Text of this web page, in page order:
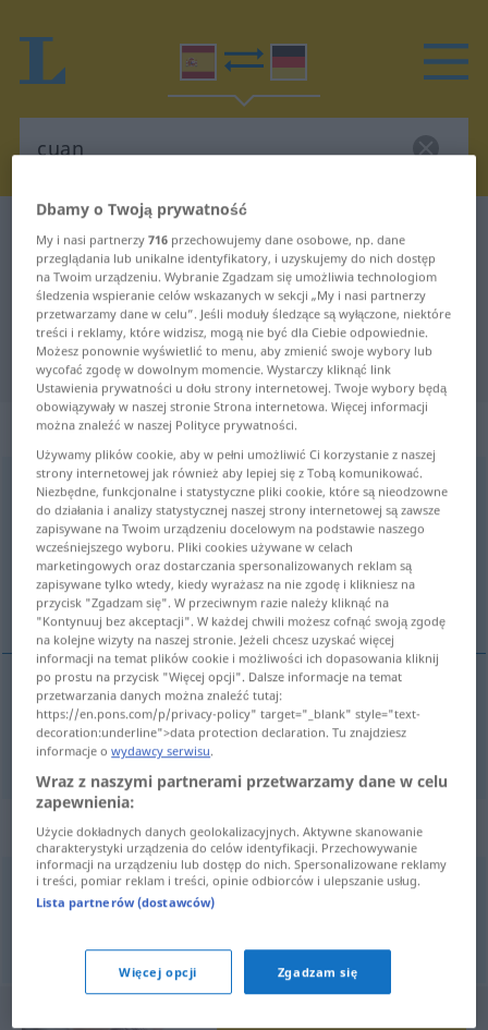
Słownik Hiszpański-Niemiecki cuan
Tłumaczenie Hiszpański-Niemiecki
dla "cuan"
"cuan" Tłumaczenie Niemiecki
„cuan“: adverbio
cuan [kŭan]adv
Przegląd wszystkich tłumaczeń
(Więcej szczegółów po kliknięciu/naciśnięciu tłumaczenia)
wie sehr
wie (sehr) cuan
Przykładowe zdania dla "cuan"
cayócuanlargoera
Dbamy o Twoją prywatność
My i nasi partnerzy716 przechowujemy dane osobowe, np. dane
przeglądania lub unikalne identyfikatory, i uzyskujemy do nich dostęp
na Twoim urządzeniu. Wybranie Zgadzam się umożliwia technologiom
śledzenia wspieranie celów wskazanych w sekcji „My i nasi partnerzy
przetwarzamy dane w celu”. Jeśli moduły śledzące są wyłączone, niektóre
treści i reklamy, które widzisz, mogą nie być dla Ciebie odpowiednie.
Możesz ponownie wyświetlić to menu, aby zmienić swoje wybory lub
wycofać zgodę w dowolnym momencie. Wystarczy kliknąć link
Ustawienia prywatności u dołu strony internetowej. Twoje wybory będą
obowiązywały w naszej stronie Strona internetowa. Więcej informacji
można znaleźć w naszej Polityce prywatności.
Używamy plików cookie, aby w pełni umożliwić Ci korzystanie z naszej
strony internetowej jak również aby lepiej się z Tobą komunikować.
Niezbędne, funkcjonalne i statystyczne pliki cookie, które są nieodzowne
do działania i analizy statystycznej naszej strony internetowej są zawsze
zapisywane na Twoim urządzeniu docelowym na podstawie naszego
wcześniejszego wyboru. Pliki cookies używane w celach
marketingowych oraz dostarczania spersonalizowanych reklam są
zapisywane tylko wtedy, kiedy wyrażasz na nie zgodę i klikniesz na
przycisk "Zgadzam się". W przeciwnym razie należy kliknąć na
"Kontynuuj bez akceptacji". W każdej chwili możesz cofnąć swoją zgodę
na kolejne wizyty na naszej stronie. Jeżeli chcesz uzyskać więcej
informacji na temat plików cookie i możliwości ich dopasowania kliknij
po prostu na przycisk "Więcej opcji". Dalsze informacje na temat
przetwarzania danych można znaleźć tutaj:
https://en.pons.com/p/privacy-policy" target="_blank" style="text-
decoration:underline">data protection declaration. Tu znajdziesz
informacje owydawcy serwisu.
Wraz z naszymi partnerami przetwarzamy dane w celu
zapewnienia:
Użycie dokładnych danych geolokalizacyjnych. Aktywne skanowanie
charakterystyki urządzenia do celów identyfikacji. Przechowywanie
informacji na urządzeniu lub dostęp do nich. Spersonalizowane reklamy
i treści, pomiar reklam i treści, opinie odbiorców i ulepszanie usług.
Lista partnerów (dostawców)
Więcej opcji Zgadzam się